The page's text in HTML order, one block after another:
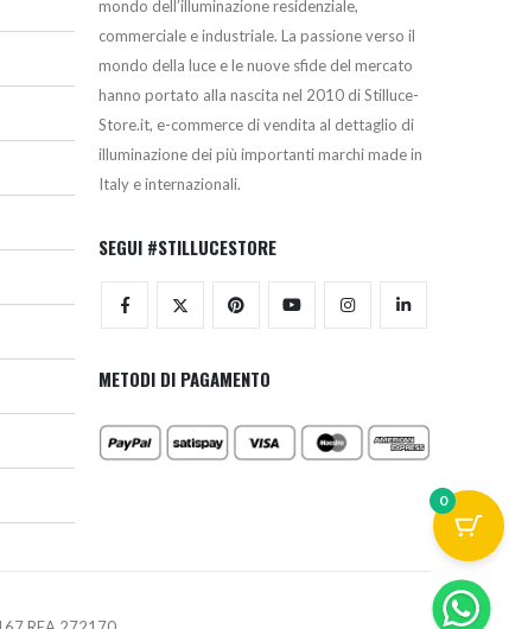
mondo dell’illuminazione residenziale,
commerciale e industriale. La passione verso il
mondo della luce e le nuove sfide del mercato
hanno portato alla nascita nel 2010 di Stilluce-
Store.it, e-commerce di vendita al dettaglio di
illuminazione dei più importanti marchi made in
Italy e internazionali.
SEGUI #STILLUCESTORE
METODI DI PAGAMENTO
0